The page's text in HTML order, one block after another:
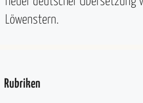
Löwenstern.
Rubriken